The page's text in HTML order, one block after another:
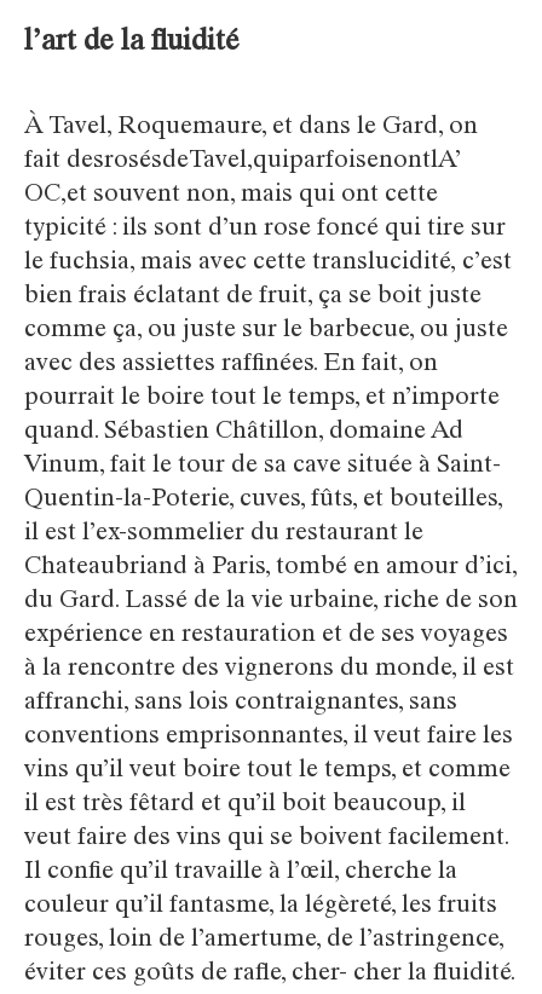
l’art de la fluidité
À Tavel, Roquemaure, et dans le Gard, on
fait desrosésdeTavel,quiparfoisenontlA’
OC,et souvent non, mais qui ont cette
typicité : ils sont d’un rose foncé qui tire sur
le fuchsia, mais avec cette translucidité, c’est
bien frais éclatant de fruit, ça se boit juste
comme ça, ou juste sur le barbecue, ou juste
avec des assiettes raffinées. En fait, on
pourrait le boire tout le temps, et n’importe
quand. Sébastien Châtillon, domaine Ad
Vinum, fait le tour de sa cave située à Saint-
Quentin-la-Poterie, cuves, fûts, et bouteilles,
il est l’ex-sommelier du restaurant le
Chateaubriand à Paris, tombé en amour d’ici,
du Gard. Lassé de la vie urbaine, riche de son
expérience en restauration et de ses voyages
à la rencontre des vignerons du monde, il est
affranchi, sans lois contraignantes, sans
conventions emprisonnantes, il veut faire les
vins qu’il veut boire tout le temps, et comme
il est très fêtard et qu’il boit beaucoup, il
veut faire des vins qui se boivent facilement.
Il confie qu’il travaille à l’œil, cherche la
couleur qu’il fantasme, la légèreté, les fruits
rouges, loin de l’amertume, de l’astringence,
éviter ces goûts de rafle, cher- cher la fluidité.